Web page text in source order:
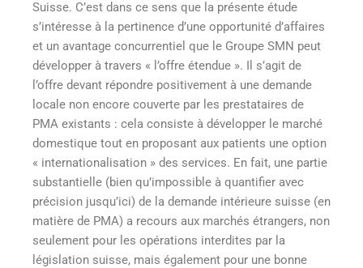
Suisse. C’est dans ce sens que la présente étude
s’intéresse à la pertinence d’une opportunité d’affaires
et un avantage concurrentiel que le Groupe SMN peut
développer à travers « l’offre étendue ». Il s’agit de
l’offre devant répondre positivement à une demande
locale non encore couverte par les prestataires de
PMA existants : cela consiste à développer le marché
domestique tout en proposant aux patients une option
« internationalisation » des services. En fait, une partie
substantielle (bien qu’impossible à quantifier avec
précision jusqu’ici) de la demande intérieure suisse (en
matière de PMA) a recours aux marchés étrangers, non
seulement pour les opérations interdites par la
législation suisse, mais également pour une bonne